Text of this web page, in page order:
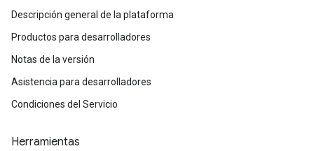
Descripción general de la plataforma
Productos para desarrolladores
Notas de la versión
Asistencia para desarrolladores
Condiciones del Servicio
Herramientas